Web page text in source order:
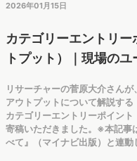
2026年01月15日
カテゴリーエントリ
トプット）｜現場の
リサーチャーの菅原大介さん
アウトプットについて解説す
カテゴリーエントリーポイン
寄稿いただきました。※本記事
べて』（マイナビ出版）と連動